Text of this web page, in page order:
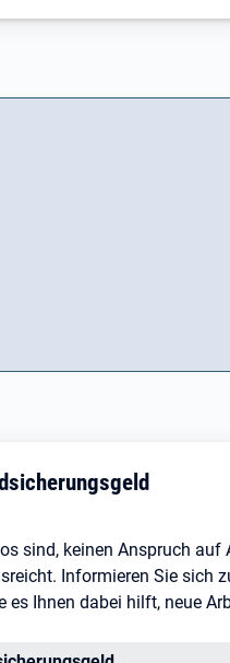
sind, keinen Anspruch auf
Informieren Sie sich
Ihnen dabei hilft, neue